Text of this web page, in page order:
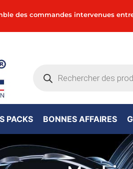
des commandes intervenues
PACKS BONNES AFFAIRES